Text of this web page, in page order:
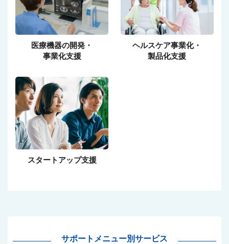
医療機器の開発・
事業化支援
ヘルスケア事業化・
製品化支援
スタートアップ支援
サポートメニュー別サービス